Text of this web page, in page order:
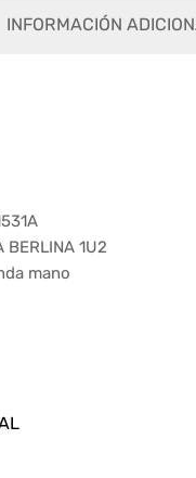
INFORMACIÓN
BERLINA 1U2
mano